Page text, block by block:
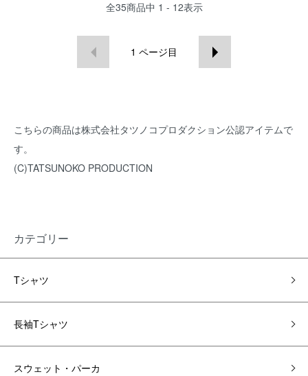
全35商品中 1 - 12表示
1 ページ目
こちらの商品は株式会社タツノコプロダクション公認アイテムで
す。
(C)TATSUNOKO PRODUCTION
カテゴリー
Tシャツ
長袖Tシャツ
スウェット・パーカ